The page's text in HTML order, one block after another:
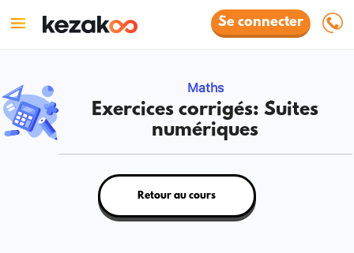
Se connecter
Maths
Exercices corrigés: Suites
numériques
Retour au cours